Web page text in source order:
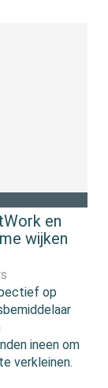
en
wijken
op
ineen om
verkleinen.